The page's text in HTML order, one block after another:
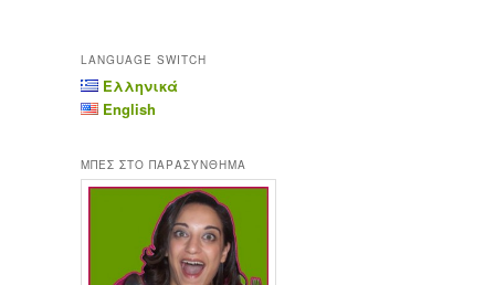
LANGUAGE SWITCH
Ελληνικά
English
ΜΠΕΣ ΣΤΟ ΠΑΡΑΣΥΝΘΗΜΑ